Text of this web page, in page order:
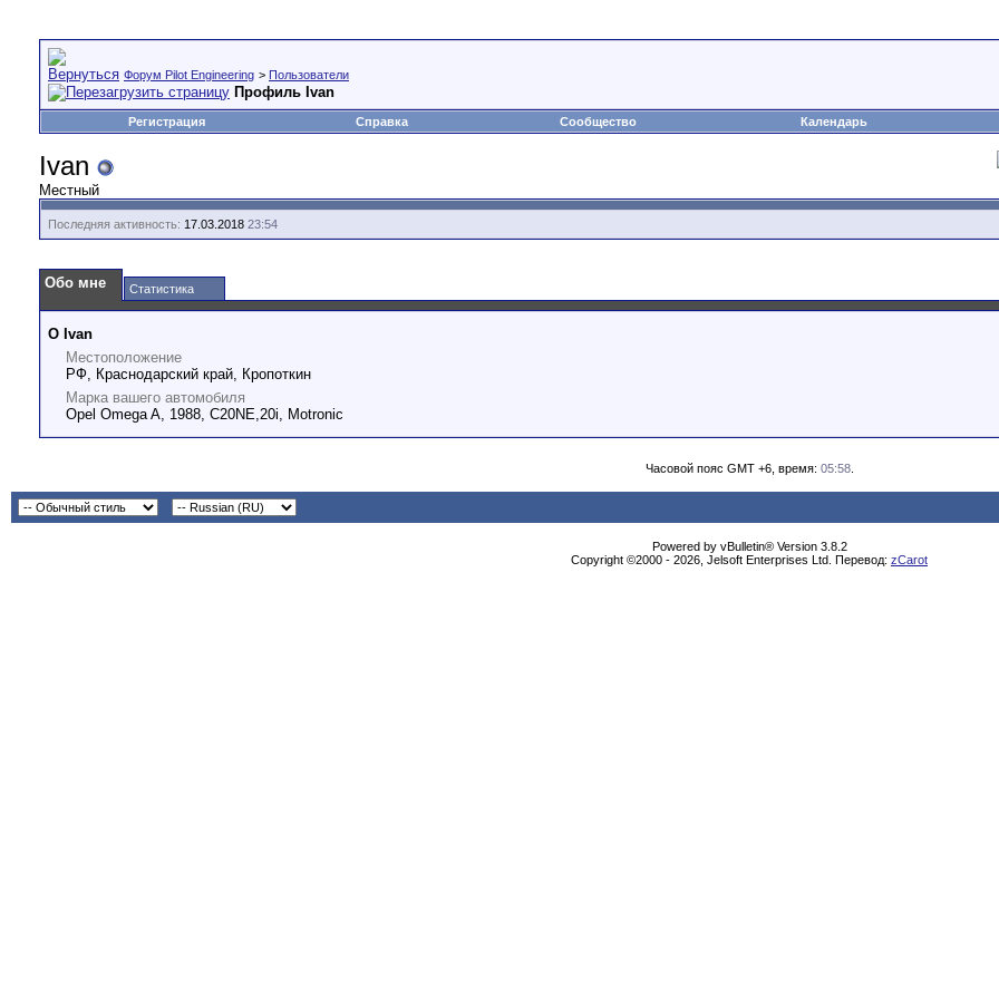
Форум Pilot Engineering > Пользователи
Профиль Ivan
Регистрация Справка Сообщество Календарь
Ivan
Местный
Последняя активность: 17.03.2018 23:54
Обо мне Статистика
О Ivan
Местоположение
РФ, Краснодарский край, Кропоткин
Марка вашего автомобиля
Opel Omega A, 1988, C20NE,20i, Motronic
Часовой пояс GMT +6, время: 05:58.
Powered by vBulletin® Version 3.8.2
Copyright ©2000 - 2026, Jelsoft Enterprises Ltd. Перевод: zCarot